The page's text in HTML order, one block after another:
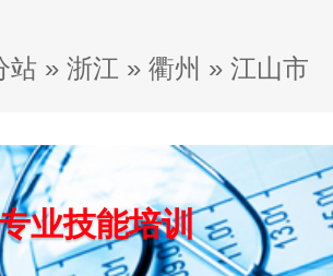
站» 浙江 » 衢州 » 江山市
业技能培训